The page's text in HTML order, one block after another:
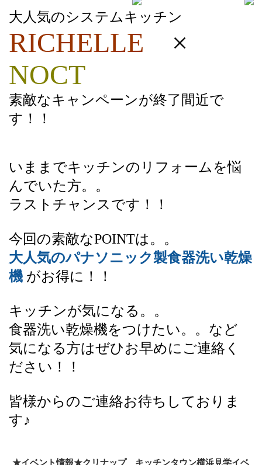
大人気のシステムキッチン
RICHELLE ×
NOCT
素敵なキャンペーンが終了間近で
す！！
いままでキッチンのリフォームを悩
んでいた方。。
ラストチャンスです！！
今回の素敵なPOINTは。。
大人気のパナソニック製食器洗い乾燥
機 がお得に！！
キッチンが気になる。。
食器洗い乾燥機をつけたい。。など
気になる方はぜひお早めにご連絡く
ださい！！
皆様からのご連絡お待ちしておりま
す♪
★イベント情報★クリナップ キッチンタウン横浜見学イベ